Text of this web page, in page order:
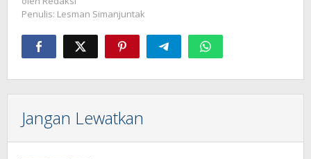
Penulis: Lesman Simanjuntak
Jangan Lewatkan